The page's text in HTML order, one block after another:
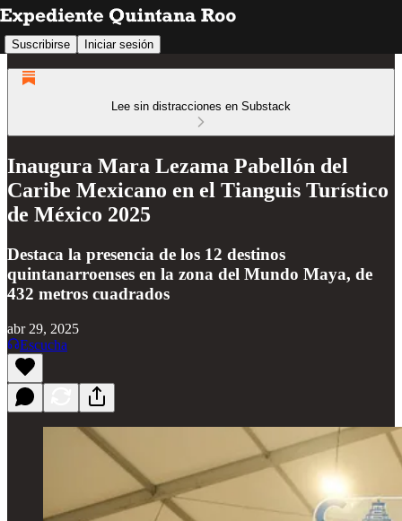
Suscribirse Iniciar sesión
Lee sin distracciones en Substack
Inaugura Mara Lezama Pabellón del
Caribe Mexicano en el Tianguis Turístico
de México 2025
Destaca la presencia de los 12 destinos
quintanarroenses en la zona del Mundo Maya, de
432 metros cuadrados
abr 29, 2025
Escucha